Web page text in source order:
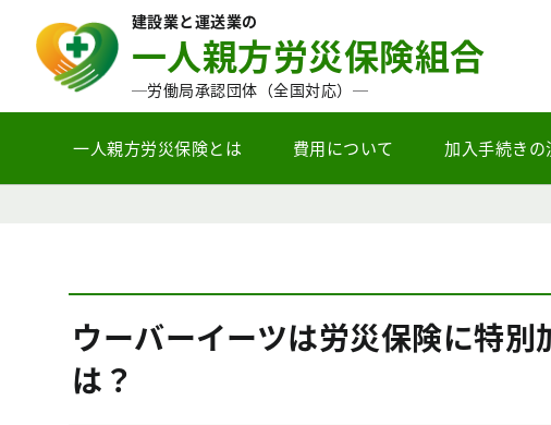
建設業と運送業の
一人親方労災保険組合
─労働局承認団体（全国対応）─
一人親方労災保険とは 費用について 加入手続きの
ウーバーイーツは労災保険に特
は？